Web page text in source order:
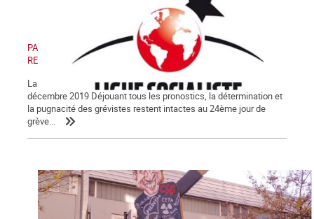
PAS DE RETRAIT, PAS DE TRÊVE ! PAS DE RETRAIT, PAS DE
RENTRÉE !
La Lettre de La Commune, nouvelle série, n° 123 - Samedi 28
décembre 2019 Déjouant tous les pronostics, la détermination et
la pugnacité des grévistes restent intactes au 24ème jour de
grève...